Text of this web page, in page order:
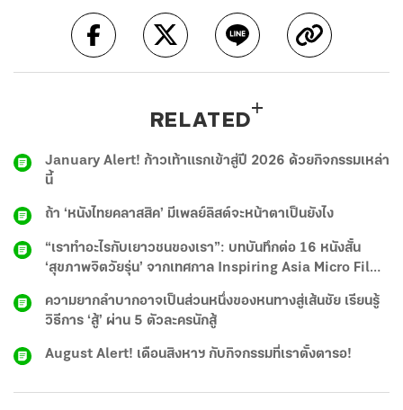
RELATED
January Alert! ก้าวเท้าแรกเข้าสู่ปี 2026 ด้วยกิจกรรมเหล่า
นี้
ถ้า ‘หนังไทยคลาสสิค’ มีเพลย์ลิสต์จะหน้าตาเป็นยังไง
“เราทำอะไรกับเยาวชนของเรา”: บทบันทึกต่อ 16 หนังสั้น
‘สุขภาพจิตวัยรุ่น’ จากเทศกาล Inspiring Asia Micro Film
ความยากลำบากอาจเป็นส่วนหนึ่งของหนทางสู่เส้นชัย เรียนรู้
วิธีการ ‘สู้’ ผ่าน 5 ตัวละครนักสู้
August Alert! เดือนสิงหาฯ กับกิจกรรมที่เราตั้งตารอ!